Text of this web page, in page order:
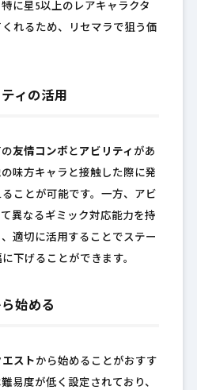
に星5以上のレアキャラクタ
れるため、リセマラで狙う価
ィの活用
友情コンボ と アビリティ があ
味方キャラと接触した際に発
ことが可能です。一方、アビ
異なるギミック対応能力を持
適切に活用することでステー
下げることができます。
始める
スト から始めることがおすす
易度が低く設定されており、